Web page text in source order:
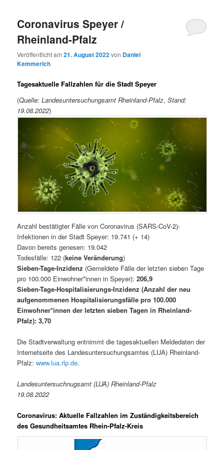
Coronavirus Speyer /
Rheinland-Pfalz
Veröffentlicht am21. August 2022von Daniel
Kemmerich
Tagesaktuelle Fallzahlen für die Stadt Speyer
(Quelle: Landesuntersuchungsamt Rheinland-Pfalz, Stand:
19.08.2022)
Anzahl bestätigter Fälle von Coronavirus (SARS-CoV-2)-
Infektionen in der Stadt Speyer: 19.741 (+ 14)
Davon bereits genesen: 19.042
Todesfälle: 122 (keine Veränderung)
Sieben-Tage-Inzidenz (Gemeldete Fälle der letzten sieben Tage
pro 100.000 Einwohner*innen in Speyer): 206,9
Sieben-Tage-Hospitalisierungs-Inzidenz (Anzahl der neu
aufgenommenen Hospitalisierungsfälle pro 100.000
Einwohner*innen der letzten sieben Tagen in Rheinland-
Pfalz): 3,70
Die Stadtverwaltung entnimmt die tagesaktuellen Meldedaten der
Internetseite des Landesuntersuchungsamtes (LUA) Rheinland-
Pfalz:www.lua.rlp.de.
Landesuntersuchnugsamt (LUA) Rheinland-Pfalz
19.08.2022
Coronavirus: Aktuelle Fallzahlen im Zuständigkeitsbereich
des Gesundheitsamtes Rhein-Pfalz-Kreis